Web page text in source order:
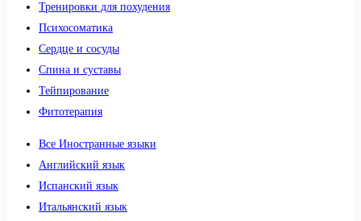
Тренировки для похудения
Психосоматика
Сердце и сосуды
Спина и суставы
Тейпирование
Фитотерапия
Все Иностранные языки
Английский язык
Испанский язык
Итальянский язык